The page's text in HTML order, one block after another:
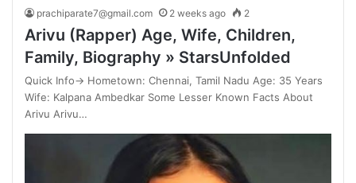
prachiparate7@gmail.com 2 weeks ago 2
Arivu (Rapper) Age, Wife, Children,
Family, Biography » StarsUnfolded
Quick Info→ Hometown: Chennai, Tamil Nadu Age: 35 Years
Wife: Kalpana Ambedkar Some Lesser Known Facts About
Arivu Arivu…